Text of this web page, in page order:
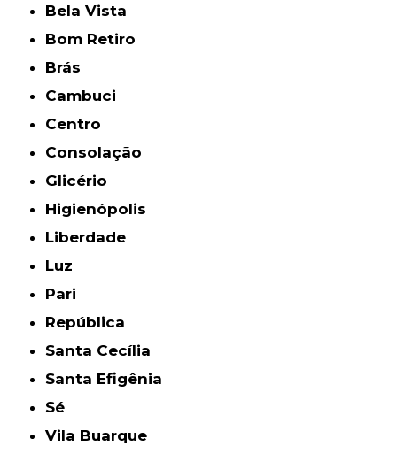
Bela Vista
Bom Retiro
Brás
Cambuci
Centro
Consolação
Glicério
Higienópolis
Liberdade
Luz
Pari
República
Santa Cecília
Santa Efigênia
Sé
Vila Buarque